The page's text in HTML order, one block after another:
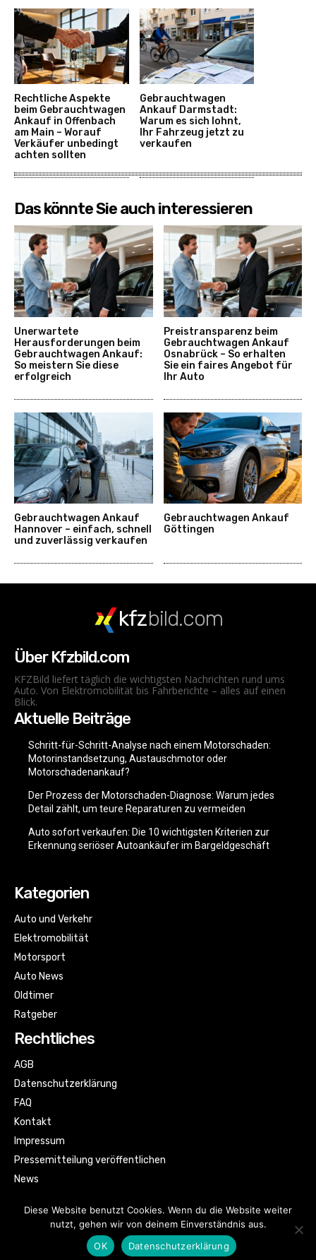
Rechtliche Aspekte
beim Gebrauchtwagen
Ankauf in Offenbach
am Main – Worauf
Verkäufer unbedingt
achten sollten
Gebrauchtwagen
Ankauf Darmstadt:
Warum es sich lohnt,
Ihr Fahrzeug jetzt zu
verkaufen
Das könnte Sie auch interessieren
Unerwartete
Herausforderungen beim
Gebrauchtwagen Ankauf:
So meistern Sie diese
erfolgreich
Preistransparenz beim
Gebrauchtwagen Ankauf
Osnabrück – So erhalten
Sie ein faires Angebot für
Ihr Auto
Gebrauchtwagen Ankauf
Hannover – einfach, schnell
und zuverlässig verkaufen
Gebrauchtwagen Ankauf
Göttingen
kfzbild.com
Über Kfzbild.com
KFZBild liefert täglich die wichtigsten Nachrichten rund ums
Auto. Von Elektromobilität bis Fahrberichte – alles auf einen
Blick.
Aktuelle Beiträge
Schritt-für-Schritt-Analyse nach einem Motorschaden:
Motorinstandsetzung, Austauschmotor oder
Motorschadenankauf?
Der Prozess der Motorschaden-Diagnose: Warum jedes
Detail zählt, um teure Reparaturen zu vermeiden
Auto sofort verkaufen: Die 10 wichtigsten Kriterien zur
Erkennung seriöser Autoankäufer im Bargeldgeschäft
Kategorien
Auto und Verkehr
Elektromobilität
Motorsport
Auto News
Oldtimer
Ratgeber
Rechtliches
AGB
Datenschutzerklärung
FAQ
Kontakt
Impressum
Pressemitteilung veröffentlichen
News
Diese Website benutzt Cookies. Wenn du die Website weiter
nutzt, gehen wir von deinem Einverständnis aus.
OK
Datenschutzerklärung